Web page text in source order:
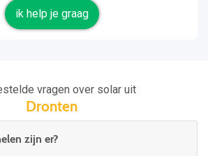
ik help je graag
vragen over solar uit
Dronten
zijn er?